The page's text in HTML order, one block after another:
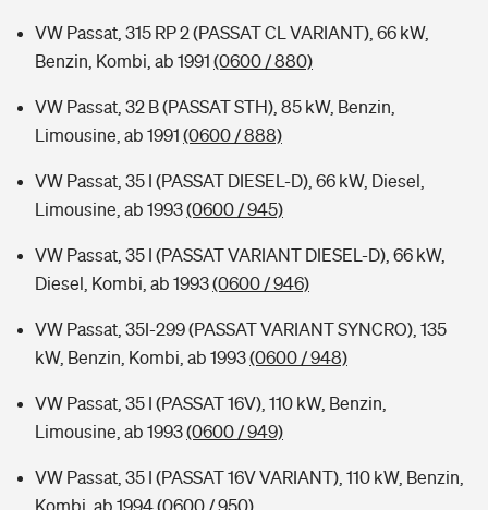
VW Passat, 315 RP 2 (PASSAT CL VARIANT), 66 kW,
Benzin, Kombi, ab 1991 (0600 / 880)
VW Passat, 32 B (PASSAT STH), 85 kW, Benzin,
Limousine, ab 1991 (0600 / 888)
VW Passat, 35 I (PASSAT DIESEL-D), 66 kW, Diesel,
Limousine, ab 1993(0600 / 945)
VW Passat, 35 I (PASSAT VARIANT DIESEL-D), 66 kW,
Diesel, Kombi, ab 1993(0600 / 946)
VW Passat, 35I-299 (PASSAT VARIANT SYNCRO), 135
kW, Benzin, Kombi, ab 1993(0600 / 948)
VW Passat, 35 I (PASSAT 16V), 110 kW, Benzin,
Limousine, ab 1993(0600 / 949)
VW Passat, 35 I (PASSAT 16V VARIANT), 110 kW, Benzin,
Kombi, ab 1994(0600 / 950)